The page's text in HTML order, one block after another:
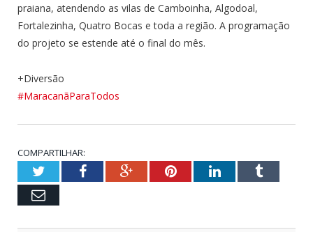
praiana, atendendo as vilas de Camboinha, Algodoal,
Fortalezinha, Quatro Bocas e toda a região. A programação
do projeto se estende até o final do mês.
+Diversão
#MaracanãParaTodos
COMPARTILHAR:
TwitterFacebookGoogle+PinterestLinkedInTumblr
Email